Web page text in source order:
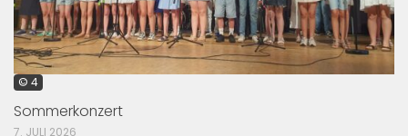
© 4
Sommerkonzert
7. JULI 2026